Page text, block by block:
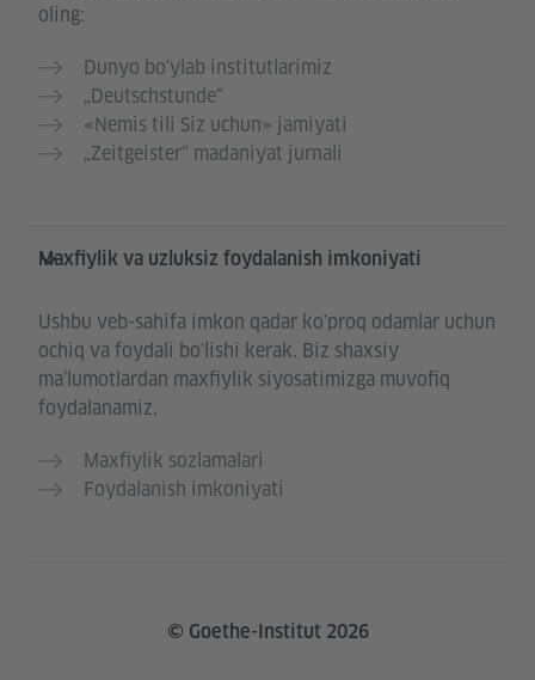
oling:
Dunyo bo'ylab institutlarimiz
„Deutschstunde“
«Nemis tili Siz uchun» jamiyati
„Zeitgeister“ madaniyat jurnali
Maxfiylik va uzluksiz foydalanish imkoniyati
Ushbu veb-sahifa imkon qadar ko'proq odamlar uchun
ochiq va foydali bo'lishi kerak. Biz shaxsiy
maʼlumotlardan maxfiylik siyosatimizga muvofiq
foydalanamiz.
Maxfiylik sozlamalari
Foydalanish imkoniyati
© Goethe-Institut 2026